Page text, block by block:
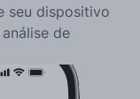
seu dispositivo
de